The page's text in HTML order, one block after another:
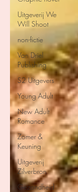
Uitgeverij We
Will Shoot
non-fictie
Van Driel
Publishing
S2 Uitgevers
Young Adult
New Adult
Romance
Zomer &
Keuning
Uitgeverij
Zilverbron
Gezondheid